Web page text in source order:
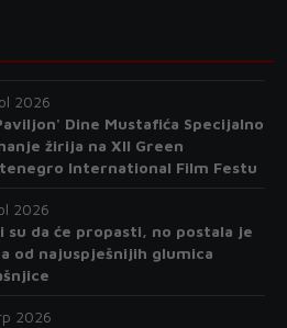
2026
Dine Mustafića Specijalno
žirija na XII Green
International Film Festu
2026
su da će propasti, no postala je
od najuspješnijih glumica
2026